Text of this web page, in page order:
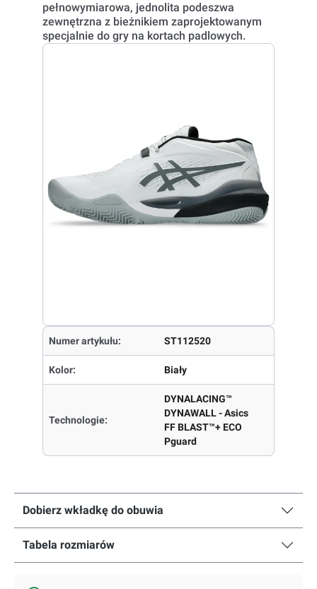
pełnowymiarowa, jednolita podeszwa
zewnętrzna z bieżnikiem zaprojektowanym
specjalnie do gry na kortach padlowych.
Numer artykułu: ST112520
Kolor: Biały
Technologie:
DYNALACING™
DYNAWALL - Asics
FF BLAST™+ ECO
Pguard
Dobierz wkładkę do obuwia
Tabela rozmiarów